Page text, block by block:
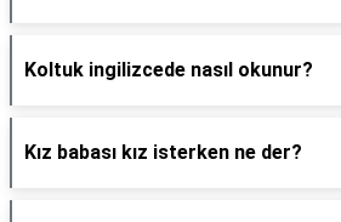
Koltuk ingilizcede nasıl okunur?
Kız babası kız isterken ne der?